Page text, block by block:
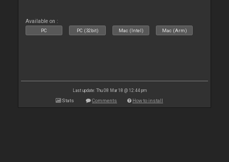
Available on :
PC PC (32bit) Mac (Intel) Mac (Arm)
Last update: Thu 08 Mar 18 @ 12:44 pm
Stats Comments How to install